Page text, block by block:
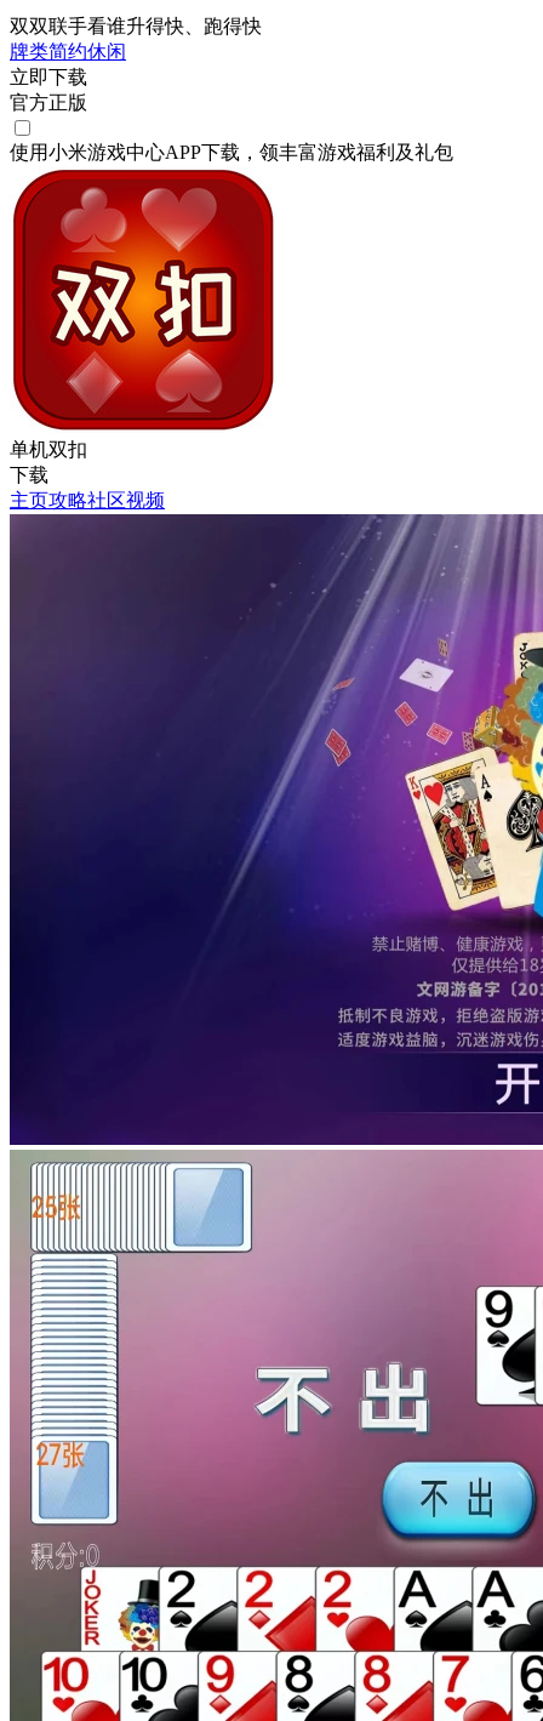
双双联手看谁升得快、跑得快
牌类简约休闲
立即下载
官方正版
使用小米游戏中心APP下载 ，领丰富游戏福利 及礼包
单机双扣
下载
主页攻略社区视频